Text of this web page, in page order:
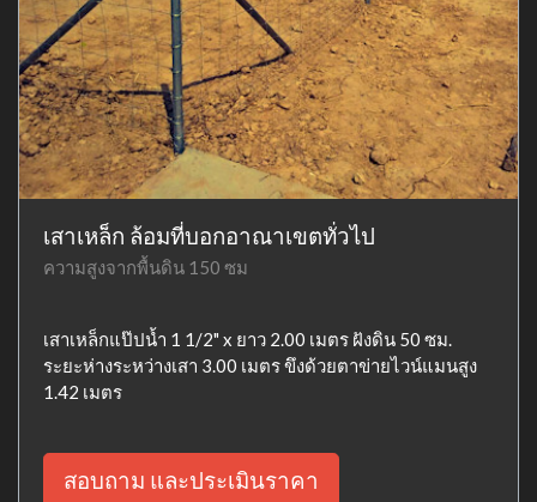
เสาเหล็ก ล้อมที่บอกอาณาเขตทั่วไป
ความสูงจากพื้นดิน 150 ซม
เสาเหล็กแป๊ปน้ำ 1 1/2" x ยาว 2.00 เมตร ฝังดิน 50 ซม.
ระยะห่างระหว่างเสา 3.00 เมตร ขึงด้วยตาข่ายไวน์แมนสูง
1.42 เมตร
สอบถาม และประเมินราคา